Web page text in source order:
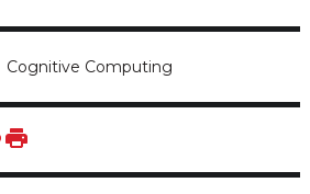
Cognitive Computing